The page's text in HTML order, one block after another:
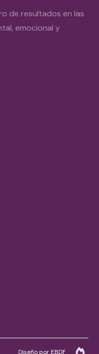
de resultados en las
emocional y
Diseño por EBDF